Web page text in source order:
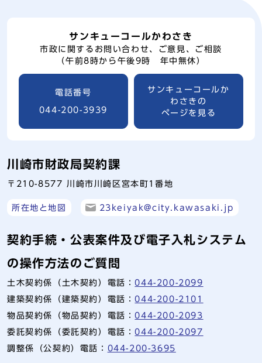
サンキューコールかわさき
市政に関するお問い合わせ、ご意見、ご相談
（午前8時から午後9時 年中無休）
電話番号
044-200-3939
サンキューコールか
わさきの
ページを見る
川崎市財政局契約課
〒210-8577 川崎市川崎区宮本町1番地
所在地と地図 23keiyak@city.kawasaki.jp
契約手続・公表案件及び電子入札システム
の操作方法のご質問
土木契約係（土木契約）電話：044-200-2099
建築契約係（建築契約）電話：044-200-2101
物品契約係（物品契約）電話：044-200-2093
委託契約係（委託契約）電話：044-200-2097
調整係（公契約）電話： 044-200-3695